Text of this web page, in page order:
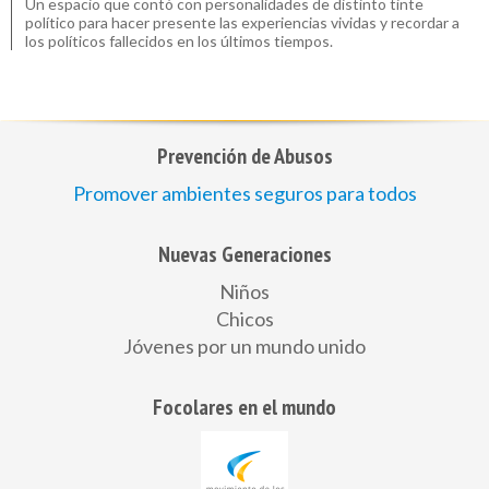
Un espacio que contó con personalidades de distinto tinte
político para hacer presente las experiencias vividas y recordar a
los políticos fallecidos en los últimos tiempos.
Prevención de Abusos
Promover ambientes seguros para todos
Nuevas Generaciones
Niños
Chicos
Jóvenes por un mundo unido
Focolares en el mundo